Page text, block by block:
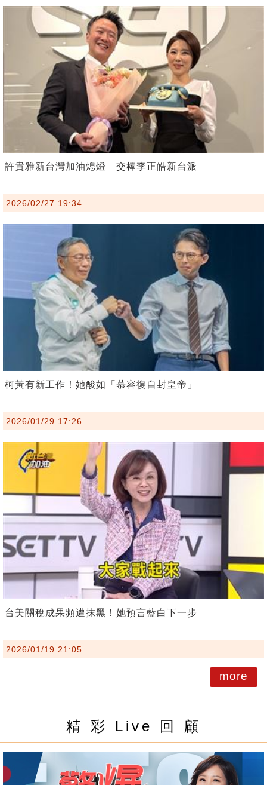
許貴雅新台灣加油熄燈 交棒李正皓新台派
2026/02/27 19:34
柯黃有新工作！她酸如「慕容復自封皇帝」
2026/01/29 17:26
台美關稅成果頻遭抹黑！她預言藍白下一步
2026/01/19 21:05
more
精 彩 Live 回 顧